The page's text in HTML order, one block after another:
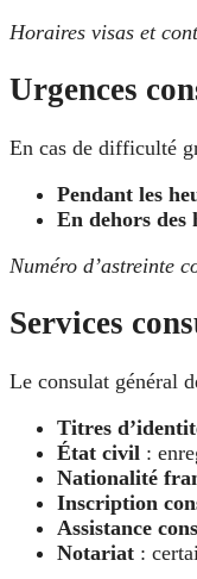
Horaires visas et
Urgences
En cas de difficulté
Pendant les
En dehors des
Numéro d’astreinte
Services
Le consulat général
Titres
État civil :
Nationalité
Inscription
Assistance
Notariat :